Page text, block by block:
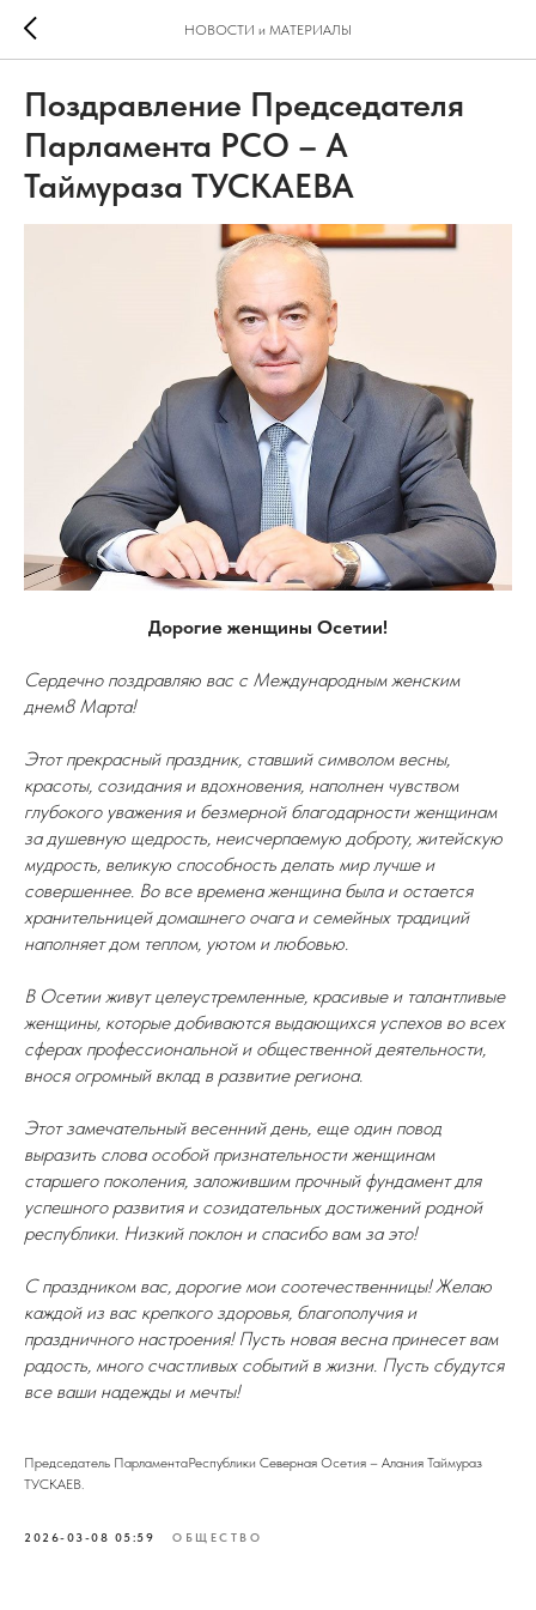
НОВОСТИ и МАТЕРИАЛЫ
Поздравление Председателя
Парламента РСО – А
Таймураза ТУСКАЕВА
Дорогие женщины Осетии!
Сердечно поздравляю вас с Международным женским
днем8 Марта!
Этот прекрасный праздник, ставший символом весны,
красоты, созидания и вдохновения, наполнен чувством
глубокого уважения и безмерной благодарности женщинам
за душевную щедрость, неисчерпаемую доброту, житейскую
мудрость, великую способность делать мир лучше и
совершеннее. Во все времена женщина была и остается
хранительницей домашнего очага и семейных традиций
наполняет дом теплом, уютом и любовью.
В Осетии живут целеустремленные, красивые и талантливые
женщины, которые добиваются выдающихся успехов во всех
сферах профессиональной и общественной деятельности,
внося огромный вклад в развитие региона.
Этот замечательный весенний день, еще один повод
выразить слова особой признательности женщинам
старшего поколения, заложившим прочный фундамент для
успешного развития и созидательных достижений родной
республики. Низкий поклон и спасибо вам за это!
С праздником вас, дорогие мои соотечественницы! Желаю
каждой из вас крепкого здоровья, благополучия и
праздничного настроения! Пусть новая весна принесет вам
радость, много счастливых событий в жизни. Пусть сбудутся
все ваши надежды и мечты!
Председатель ПарламентаРеспублики Северная Осетия – Алания Таймураз
ТУСКАЕВ.
2026-03-08 05:59 ОБЩЕСТВО